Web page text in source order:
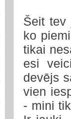
Šeit tev
ko
tikai
esi
devējs
vien
- mini